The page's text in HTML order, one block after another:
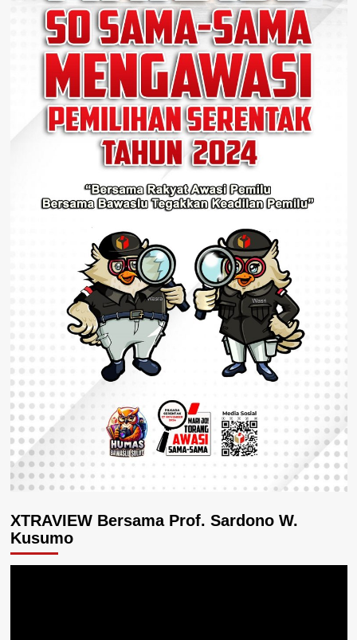
XTRAVIEW Bersama Prof. Sardono W.
Kusumo